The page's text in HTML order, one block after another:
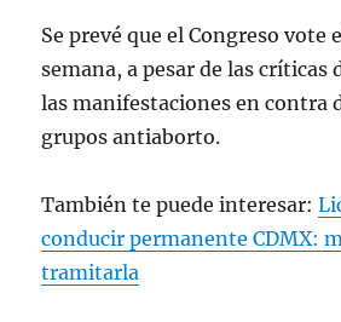
Se prevé que el Congreso vote
semana, a pesar de las críticas
las manifestaciones en contra
grupos antiaborto.
También te puede interesar:
conducir permanente CDMX:
tramitarla